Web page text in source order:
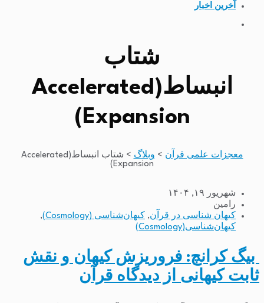
آخرین اخبار
شتاب
انبساط(Accelerated
Expansion)
معجزات علمی قرآن > وبلاگ >
شتاب انبساط(Accelerated
Expansion)
شهریور ۱۹, ۱۴۰۴
رامین
کیهان شناسی در قرآن, کیهان‌شناسی (Cosmology)
,
کیهان‌شناسی(Cosmology)
بیگ کرانچ: فروریزش کیهان و نقش
ثابت کیهانی از دیدگاه قرآن